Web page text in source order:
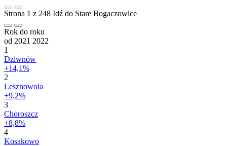
Strona 1 z 248 Idź do Stare Bogaczowice
Rok do roku
od 2021 2022
1
Dziwnów
+14,1%
2
Lesznowola
+9,2%
3
Choroszcz
+8,8%
4
Kosakowo